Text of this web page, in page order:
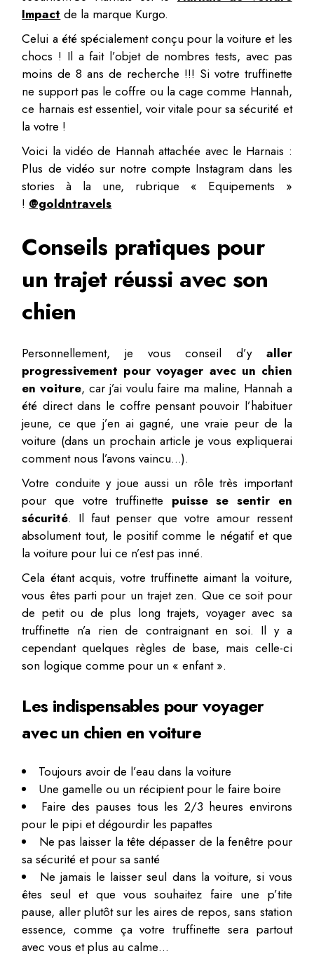
Impact de la marque Kurgo.
Celui a été spécialement conçu pour la voiture et les
chocs ! Il a fait l’objet de nombres tests, avec pas
moins de 8 ans de recherche !!! Si votre truffinette
ne support pas le coffre ou la cage comme Hannah,
ce harnais est essentiel, voir vitale pour sa sécurité et
la votre !
Voici la vidéo de Hannah attachée avec le Harnais :
Plus de vidéo sur notre compte Instagram dans les
stories à la une, rubrique « Equipements »
! @goldntravels
Conseils pratiques pour
un trajet réussi avec son
chien
Personnellement, je vous conseil d’yaller
progressivement pour voyager avec un chien
en voiture, car j’ai voulu faire ma maline, Hannah a
été direct dans le coffre pensant pouvoir l’habituer
jeune, ce que j’en ai gagné, une vraie peur de la
voiture (dans un prochain article je vous expliquerai
comment nous l’avons vaincu…).
Votre conduite y joue aussi un rôle très important
pour que votre truffinette puisse se sentir en
sécurité. Il faut penser que votre amour ressent
absolument tout, le positif comme le négatif et que
la voiture pour lui ce n’est pas inné.
Cela étant acquis, votre truffinette aimant la voiture,
vous êtes parti pour un trajet zen. Que ce soit pour
de petit ou de plus long trajets, voyager avec sa
truffinette n’a rien de contraignant en soi. Il y a
cependant quelques règles de base, mais celle-ci
son logique comme pour un « enfant ».
Les indispensables pour voyager
avec un chien en voiture
Toujours avoir de l’eau dans la voiture
Une gamelle ou un récipient pour le faire boire
Faire des pauses tous les 2/3 heures environs
pour le pipi et dégourdir les papattes
Ne pas laisser la tête dépasser de la fenêtre pour
sa sécurité et pour sa santé
Ne jamais le laisser seul dans la voiture, si vous
êtes seul et que vous souhaitez faire une p’tite
pause, aller plutôt sur les aires de repos, sans station
essence, comme ça votre truffinette sera partout
avec vous et plus au calme…